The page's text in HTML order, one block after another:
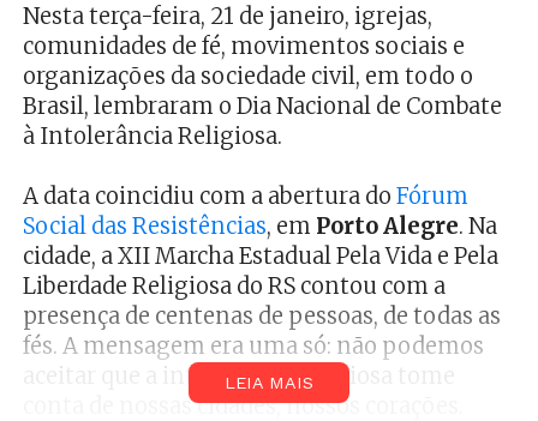
Nesta terça-feira, 21 de janeiro, igrejas,
comunidades de fé, movimentos sociais e
organizações da sociedade civil, em todo o
Brasil, lembraram o Dia Nacional de Combate
à Intolerância Religiosa.
A data coincidiu com a abertura do Fórum
Social das Resistências, em Porto Alegre. Na
cidade, a XII Marcha Estadual Pela Vida e Pela
Liberdade Religiosa do RS contou com a
presença de centenas de pessoas, de todas as
fés. A mensagem era uma só: não podemos
aceitar que a intolerância religiosa tome
conta de nossas cidades, nossos corações.
LEIA MAIS